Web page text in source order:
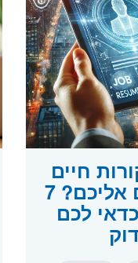
חיים
ולא חוזרים אליכם? 7
לכם